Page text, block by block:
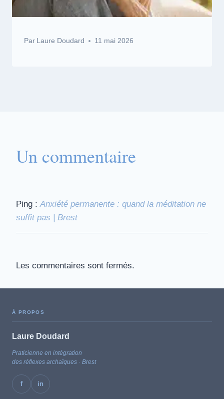
Par Laure Doudard 11 mai 2026
Un commentaire
Ping :Anxiété permanente : quand la méditation ne
suffit pas | Brest
Les commentaires sont fermés.
À PROPOS
Laure Doudard
Praticienne en intégration
des réflexes archaïques · Brest
f in